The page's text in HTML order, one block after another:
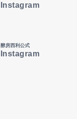
Instagram
酵房西利公式
Instagram